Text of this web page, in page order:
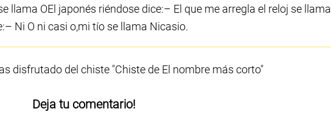
llama OEl japonés riéndose dice:– El que me arregla el reloj se llama
Ni O ni casi o,mi tío se llama Nicasio.
disfrutado del chiste "Chiste de El nombre más corto"
Deja tu comentario!